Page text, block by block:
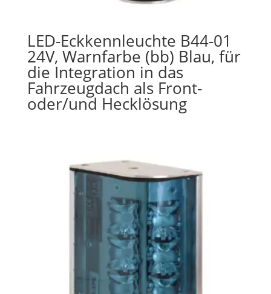
LED-Eckkennleuchte B44-01
24V, Warnfarbe (bb) Blau, für
die Integration in das
Fahrzeugdach als Front-
oder/und Hecklösung